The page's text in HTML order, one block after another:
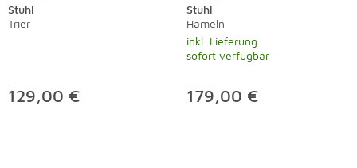
Stuhl
Trier
129,00 €
Stuhl
Hameln
inkl. Lieferung
sofort verfügbar
179,00 €